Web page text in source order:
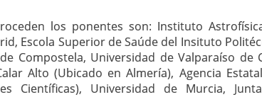
los ponentes son: Instituto
Escola Superior de Saúde del Insituto
Compostela, Universidad de Valparaíso de
Alto (Ubicado en Almería), Agencia
Científicas), Universidad de Murcia,